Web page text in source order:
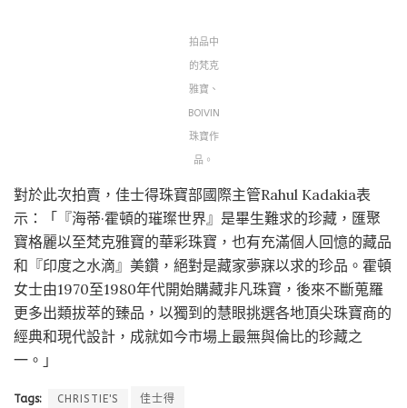
拍品中
的梵克
雅寶、
BOIVIN
珠寶作
品。
對於此次拍賣，佳士得珠寶部國際主管Rahul Kadakia表
示：「『海蒂·霍頓的璀璨世界』是畢生難求的珍藏，匯聚
寶格麗以至梵克雅寶的華彩珠寶，也有充滿個人回憶的藏品
和『印度之水滴』美鑽，絕對是藏家夢寐以求的珍品。霍頓
女士由1970至1980年代開始購藏非凡珠寶，後來不斷蒐羅
更多出類拔萃的臻品，以獨到的慧眼挑選各地頂尖珠寶商的
經典和現代設計，成就如今市場上最無與倫比的珍藏之
一。」
Tags: CHRISTIE'S 佳士得